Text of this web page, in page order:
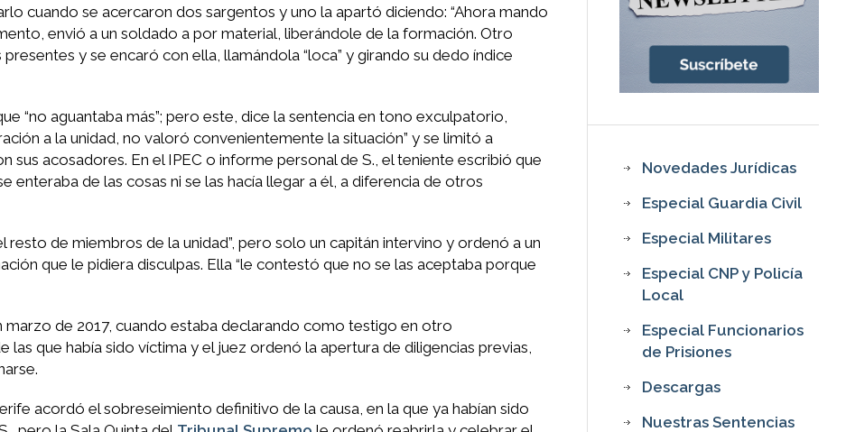
cuando se acercaron dos sargentos y uno la apartó diciendo: “Ahora mando
envió a un soldado a por material, liberándole de la formación. Otro
y se encaró con ella, llamándola “loca” y girando su dedo índice
“no aguantaba más”; pero este, dice la sentencia en tono exculpatorio,
a la unidad, no valoró convenientemente la situación” y se limitó a
sus acosadores. En el IPEC o informe personal de S., el teniente escribió que
enteraba de las cosas ni se las hacía llegar a él, a diferencia de otros
resto de miembros de la unidad”, pero solo un capitán intervino y ordenó a un
que le pidiera disculpas. Ella “le contestó que no se las aceptaba porque
marzo de 2017, cuando estaba declarando como testigo en otro
que había sido víctima y el juez ordenó la apertura de diligencias previas,
acordó el sobreseimiento definitivo de la causa, en la que ya habían sido
Novedades Jurídicas
Especial Guardia Civil
Especial Militares
Especial CNP y Policía
Local
Especial Funcionarios
de Prisiones
Descargas
Nuestras Sentencias